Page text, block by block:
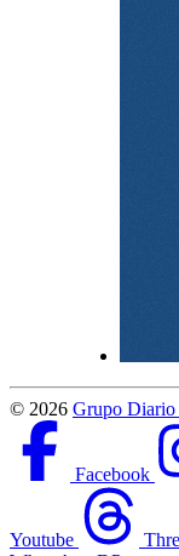
© 2026 Grupo Diario
Facebook
Youtube